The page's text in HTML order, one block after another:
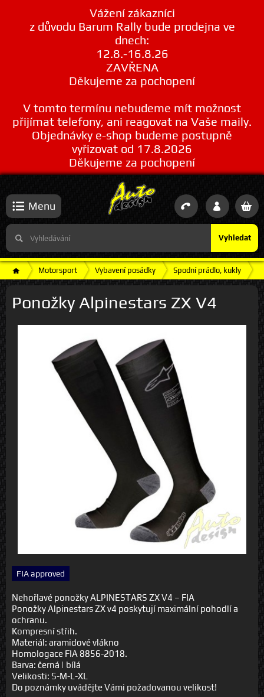
Vážení zákazníci
z důvodu Barum Rally bude prodejna ve
dnech:
12.8.-16.8.26
ZAVŘENA
Děkujeme za pochopení
V tomto termínu nebudeme mít možnost
přijímat telefony, ani reagovat na Vaše maily.
Objednávky e-shop budeme postupně
vyřizovat od 17.8.2026
Děkujeme za pochopení
Vyhledat
Menu
Motorsport Vybavení posádky Spodní prádlo, kukly
Ponožky Alpinestars ZX V4
FIA approved
Nehořlavé ponožky ALPINESTARS ZX V4 – FIA
Ponožky Alpinestars ZX v4 poskytují maximální pohodlí a
ochranu.
Kompresní střih.
Materiál: aramidové vlákno
Homologace FIA 8856-2018.
Barva: černá | bílá
Velikosti: S-M-L-XL
Do poznámky uvádějte Vámi požadovanou velikost!